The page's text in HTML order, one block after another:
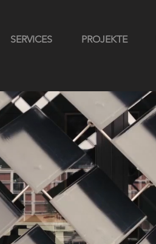
SERVICES PROJEKTE